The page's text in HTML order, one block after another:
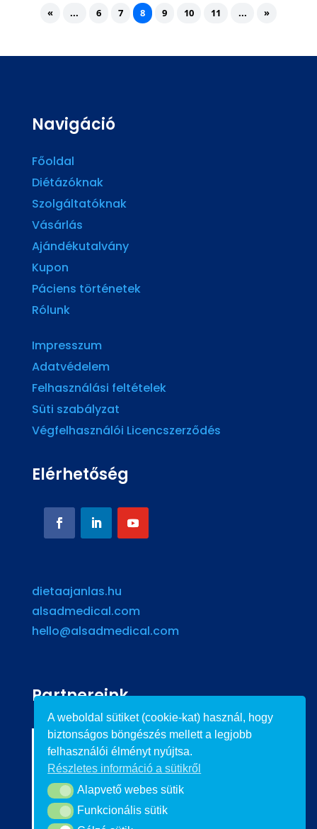
« ... 6 7 8 9 10 11 ... »
Navigáció
Főoldal
Diétázóknak
Szolgáltatóknak
Vásárlás
Ajándékutalvány
Kupon
Páciens történetek
Rólunk
Impresszum
Adatvédelem
Felhasználási feltételek
Süti szabályzat
Végfelhasználói Licencszerződés
Elérhetőség
dietaajanlas.hu
alsadmedical.com
hello@alsadmedical.com
Partnereink
A weboldal sütiket (cookie-kat) használ, hogy
biztonságos böngészés mellett a legjobb
felhasználói élményt nyújtsa.
Részletes információ a sütikről
Alapvető webes sütik
Alapvető webes sütik
Funkcionális sütik
Funkcionális sütik